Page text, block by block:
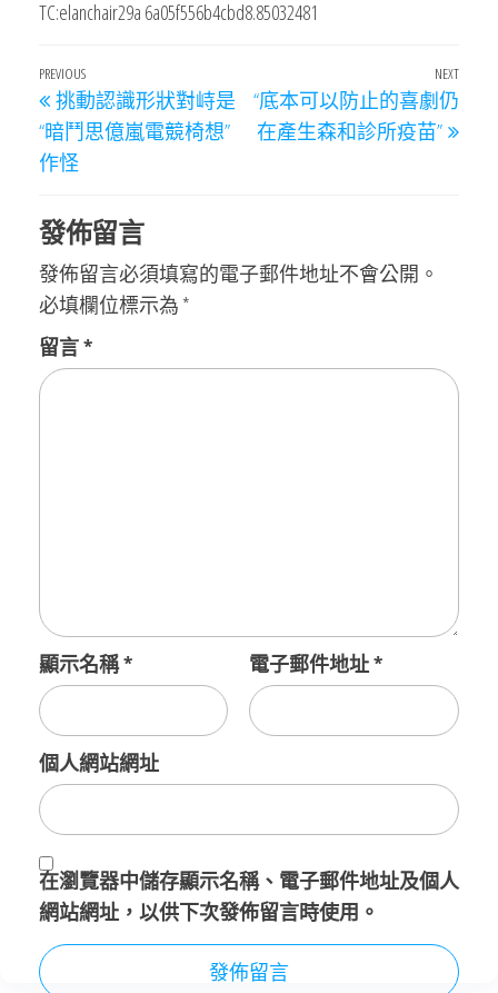
TC:elanchair29a 6a05f556b4cbd8.85032481
文
章
導
Previous
Post
PREVIOUS
挑動認識形狀對峙是
“暗鬥思億嵐電競椅想”
作怪
Next
NEXT
“底本可以防止的喜劇仍
在產生森和診所疫苗”
發佈留言
發佈留言必須填寫的電子郵件地址不會公開。
必填欄位標示為 *
留言*
顯示名稱* 電子郵件地址*
個人網站網址
在瀏覽器中儲存顯示名稱、電子郵件地址及個人
網站網址，以供下次發佈留言時使用。